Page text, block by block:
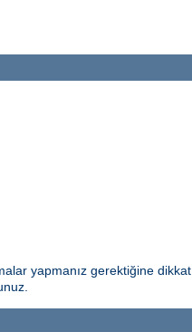
yapmanız gerektiğine dikkat